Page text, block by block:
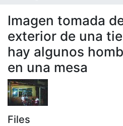
Imagen tomada
exterior de una
hay algunos
en una mesa
Files